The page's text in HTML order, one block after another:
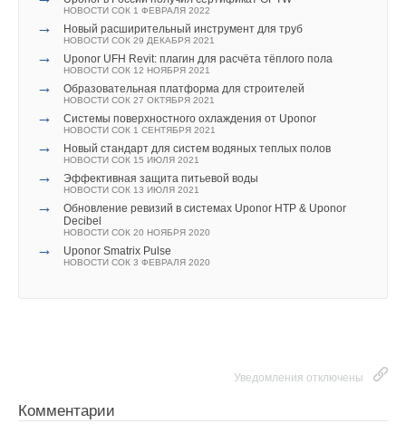
НОВОСТИ СОК 1 ФЕВРАЛЯ 2022
→ Новый расширительный инструмент для труб
НОВОСТИ СОК 29 ДЕКАБРЯ 2021
→ Uponor UFH Revit: плагин для расчёта тёплого пола
НОВОСТИ СОК 12 НОЯБРЯ 2021
→ Образовательная платформа для строителей
НОВОСТИ СОК 27 ОКТЯБРЯ 2021
→ Системы поверхностного охлаждения от Uponor
НОВОСТИ СОК 1 СЕНТЯБРЯ 2021
→ Новый стандарт для систем водяных теплых полов
НОВОСТИ СОК 15 ИЮЛЯ 2021
→ Эффективная защита питьевой воды
НОВОСТИ СОК 13 ИЮЛЯ 2021
→
Обновление ревизий в системах Uponor HTP & Uponor
Decibel
НОВОСТИ СОК 20 НОЯБРЯ 2020
→ Uponor Smatrix Pulse
НОВОСТИ СОК 3 ФЕВРАЛЯ 2020
Уведомления отключены
Комментарии